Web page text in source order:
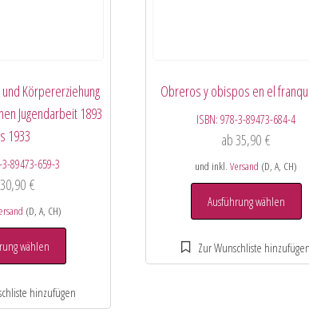
Körpererziehung
Jugendarbeit 1893
1933
89473-659-3
30,90€
(D, A, CH)
wählen
Obreros y obispos en el
ISBN:978-3-89473-684-4
ab35,90€
und inkl.Versand (D, A, CH)
Ausführung wählen